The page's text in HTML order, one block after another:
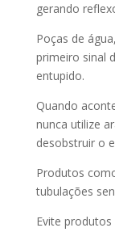
gerando
Poças de
primeiro sinal
entupido.
Quando
nunca utilize
desobstruir o
Produtos
tubulações
Evite